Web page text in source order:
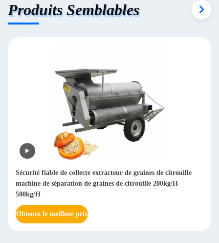
Produits Semblables
Machine à déchiqueter le bois à branche mobile 850 kg
Obtenez le meilleur prix